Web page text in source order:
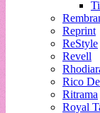
Reprint
ReStyle
Revell
Rico
Ritrama
Royal